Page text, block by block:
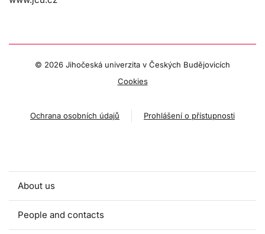
© 2026 Jihočeská univerzita v Českých Budějovicích
Cookies
Ochrana osobních údajů Prohlášení o přístupnosti
About us
People and contacts